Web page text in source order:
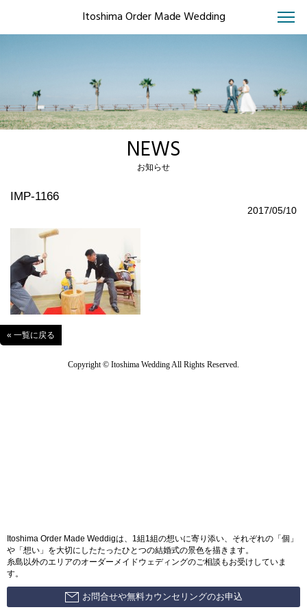
Itoshima Order Made Wedding
NEWS
お知らせ
IMP-1166
2017/05/10
« 一覧に戻る
Copyright © Itoshima Wedding All Rights Reserved.
Itoshima Order Made Weddigは、1組1組の想いに寄り添い、それぞれの「個」
や「想い」を大切にしたたったひとつの結婚式の景色を描きます。
糸島以外のエリアのオーダーメイドウェディングのご相談もお受けしていま
す。
お問合せや無料カウンセリングのお申込